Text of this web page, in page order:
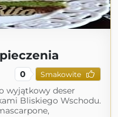
0 Smakowite
wyjątkowy deser
Bliskiego Wschodu.